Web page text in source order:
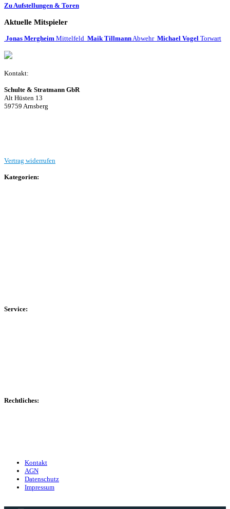
Zu Aufstellungen & Toren
Aktuelle Mitspieler
Jonas Mergheim Mittelfeld Maik Tillmann Abwehr Michael Vogel Torwart
Kontakt:
Schulte & Stratmann GbR
Alt Hüsten 13
59759 Arnsberg
Vertrag widerrufen
Kategorien:
Service:
Rechtliches:
Kontakt
AGN
Datenschutz
Impressum